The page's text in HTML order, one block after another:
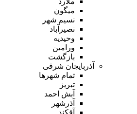
میگون
نسیم شهر
نصیرآباد
وحیدیه
ورامین
بازگشت
آذربایجان شرقی
تمام شهر‌ها
تبریز
آبش احمد
آذرشهر
آقکند